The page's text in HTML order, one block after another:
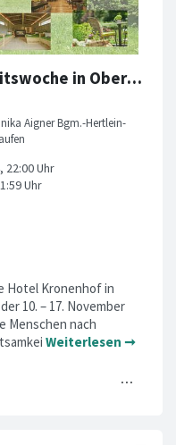
Fünf »Tibeter«® Gesundheitswoche in Oberstaufen im Allgäu
Aigner Bgm.-Hertlein-
Hotel Kronenhof in
10. – 17. November
Menschen nach
Weiterlesen ➞